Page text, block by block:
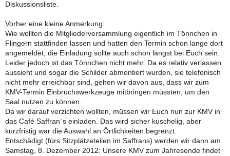
Diskussionsliste.
Vorher eine kleine Anmerkung:
Wie wollten die Mitgliederversammlung eigentlich im Tönnchen in
Flingern stattfinden lassen und hatten den Termin schon lange dort
angemeldet, die Einladung sollte auch schon längst bei Euch sein.
Leider jedoch ist das Tönnchen nicht mehr. Da es relativ verlassen
aussieht und sogar die Schilder abmontiert wurden, sie telefonisch
nicht mehr erreichbar sind, gehen wir davon aus, dass wir zum
KMV-Termin Einbruchswerkzeuge mitbringen müssten, um den
Saal nutzen zu können.
Da wir darauf verzichten wollten, müssen wir Euch nun zur KMV in
das Café Saffran`s einladen. Das wird sicher kuschelig, aber
kurzfristig war die Auswahl an Örtlichkeiten begrenzt.
Entschädigt (fürs Sitzplätzeteilen im Saffrans) werden wir dann am
Samstag, 8. Dezember 2012: Unsere KMV zum Jahresende findet